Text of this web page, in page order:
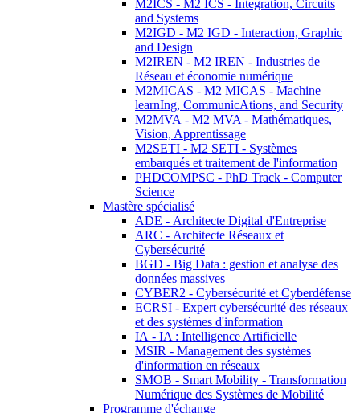
M2ICS - M2 ICS - Integration, Circuits
and Systems
M2IGD - M2 IGD - Interaction, Graphic
and Design
M2IREN - M2 IREN - Industries de
Réseau et économie numérique
M2MICAS - M2 MICAS - Machine
learnIng, CommunicAtions, and Security
M2MVA - M2 MVA - Mathématiques,
Vision, Apprentissage
M2SETI - M2 SETI - Systèmes
embarqués et traitement de l'information
PHDCOMPSC - PhD Track - Computer
Science
Mastère spécialisé
ADE - Architecte Digital d'Entreprise
ARC - Architecte Réseaux et
Cybersécurité
BGD - Big Data : gestion et analyse des
données massives
CYBER2 - Cybersécurité et Cyberdéfense
ECRSI - Expert cybersécurité des réseaux
et des systèmes d'information
IA - IA : Intelligence Artificielle
MSIR - Management des systèmes
d'information en réseaux
SMOB - Smart Mobility - Transformation
Numérique des Systèmes de Mobilité
Programme d'échange